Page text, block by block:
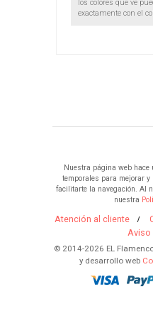
los colores que ve
exactamente con el
Nuestra página web hace
temporales para mejorar
facilitarte la navegación. Al
nuestra
Atención al cliente
Aviso
© 2014-2026 EL
y desarrollo web